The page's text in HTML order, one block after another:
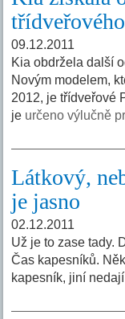
09.12.2011
Kia obdržela další
Novým modelem,
2012, je třídveřové
je určeno výlučně
Látkový,
je jasno
02.12.2011
Už je to zase tady.
Čas kapesníků.
kapesník, jiní